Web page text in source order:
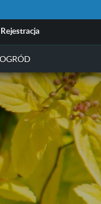
Rejestracja